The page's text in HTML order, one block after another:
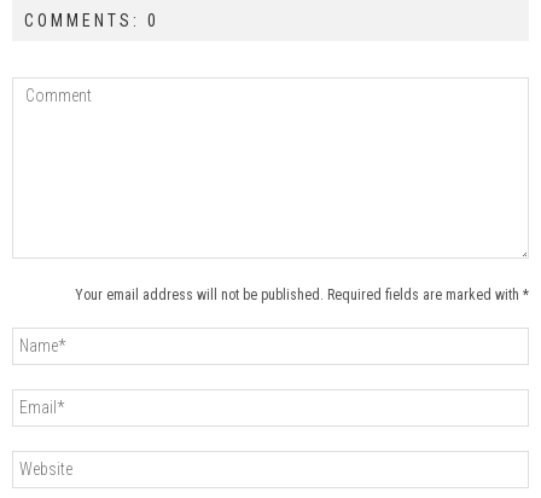
COMMENTS: 0
Your email address will not be published. Required fields are marked with *